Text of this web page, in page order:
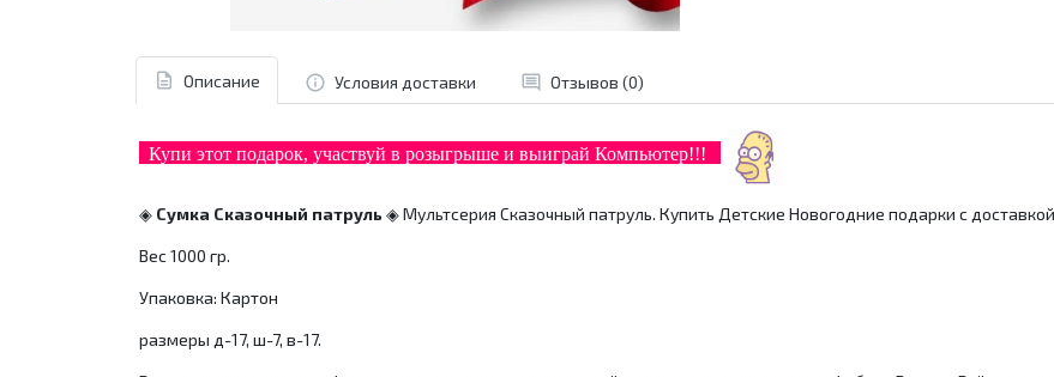
Описание Условия доставки Отзывов (0)
Купи этот подарок, участвуй в розыгрыше и выиграй Компьютер!!!
◈ Сумка Сказочный патруль◈Мультсерия Сказочный патруль. Купить Детские Новогодние подарки с
Вес 1000 гр.
Упаковка: Картон
размеры д-17, ш-7, в-17.